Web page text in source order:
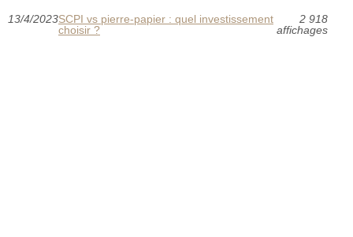
13/4/2023SCPI vs pierre-papier : quel investissement
choisir ?
2 918
affichages